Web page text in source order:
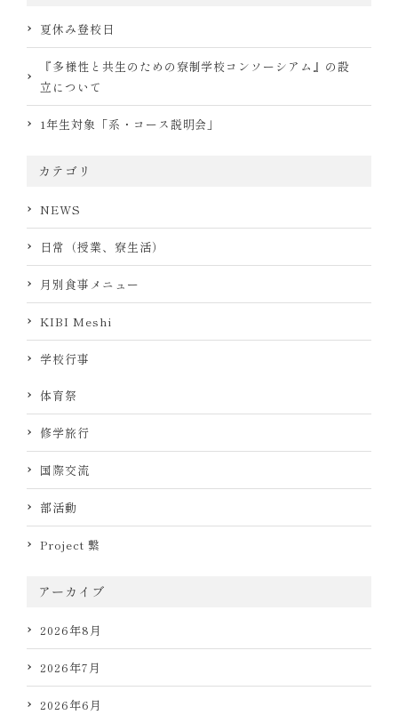
夏休み登校日
『多様性と共生のための寮制学校コンソーシアム』の設
立について
1年生対象「系・コース説明会」
カテゴリ
NEWS
日常（授業、寮生活）
月別食事メニュー
KIBI Meshi
学校行事
体育祭
修学旅行
国際交流
部活動
Project 繋
アーカイブ
2026年8月
2026年7月
2026年6月